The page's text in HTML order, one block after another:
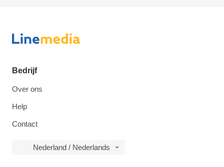
Bedrijf
Over ons
Help
Contact
Nederland / Nederlands